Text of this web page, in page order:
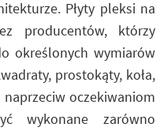
Płyty pleksi na
producentów, którzy
określonych wymiarów
prostokąty, koła,
oczekiwaniom
wykonane zarówno